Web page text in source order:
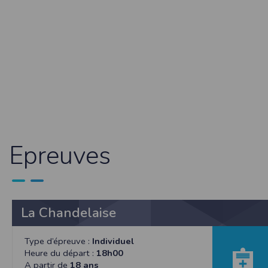
Epreuves
La Chandelaise
Type d’épreuve : Individuel
Heure du départ : 18h00
A partir de 18 ans
Nous utilisons les cookies à diverses
La collecte et la conservation
Conformément à la loi du 6 janvier 1978
l'Informatique et des Libertés sous le
Les données identifiées comme étant
collectées automatiquement par le site
géographique partielle des utilisateurs.